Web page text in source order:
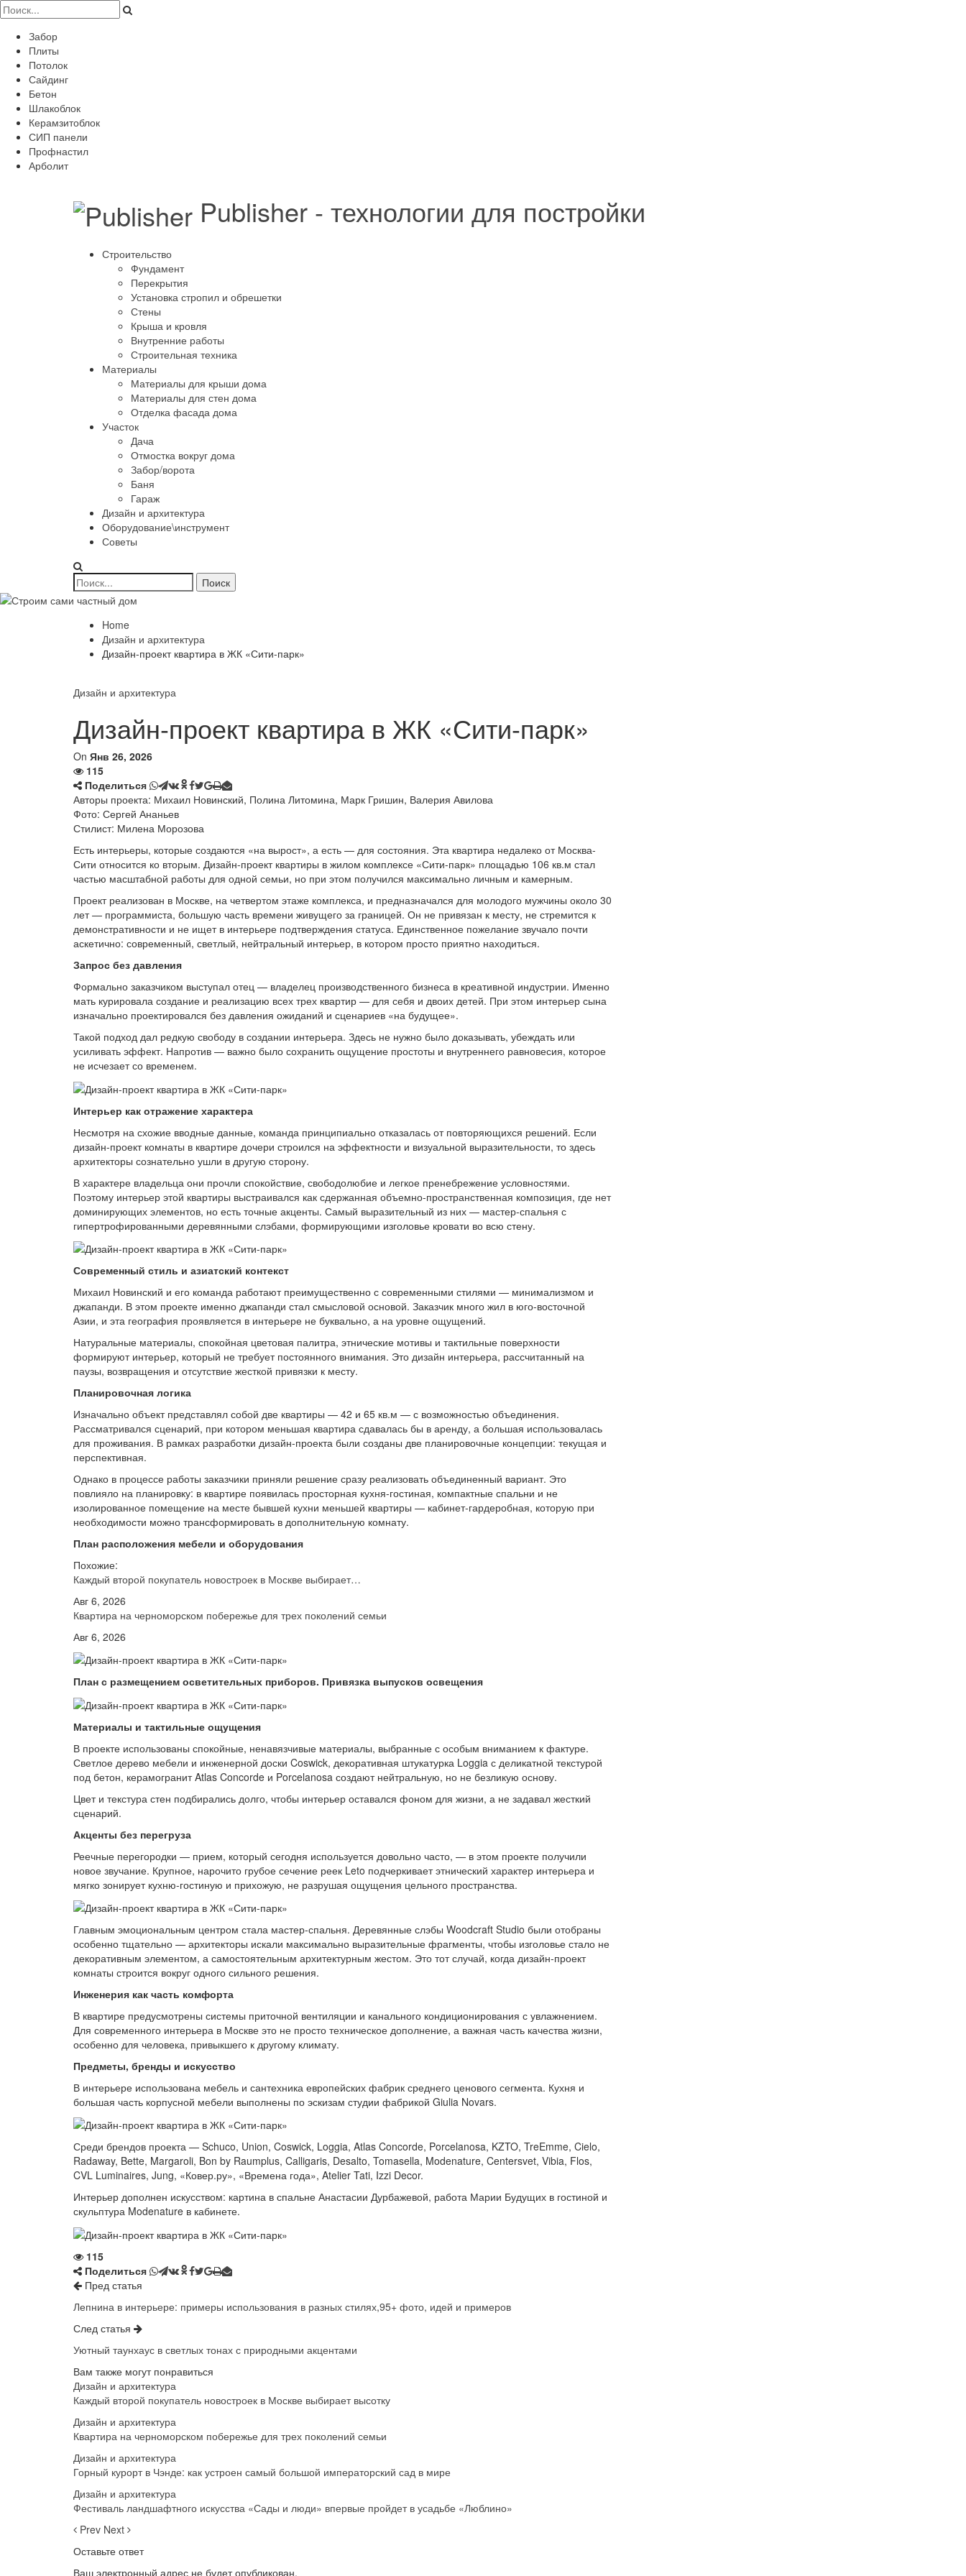
Забор
Плиты
Потолок
Сайдинг
Бетон
Шлакоблок
Керамзитоблок
СИП панели
Профнастил
Арболит
Publisher - технологии для постройки
Строительство
Фундамент
Перекрытия
Установка стропил и обрешетки
Стены
Крыша и кровля
Внутренние работы
Строительная техника
Материалы
Материалы для крыши дома
Материалы для стен дома
Отделка фасада дома
Участок
Дача
Отмостка вокруг дома
Забор/ворота
Баня
Гараж
Дизайн и архитектура
Оборудование\инструмент
Советы
Home
Дизайн и архитектура
Дизайн-проект квартира в ЖК «Сити-парк»
Дизайн и архитектура
Дизайн-проект квартира в ЖК «Сити-парк»
On Янв 26, 2026
115
Поделиться
Авторы проекта: Михаил Новинский, Полина Литомина, Марк Гришин, Валерия Авилова
Фото: Сергей Ананьев
Стилист: Милена Морозова
Есть интерьеры, которые создаются «на вырост», а есть — для состояния. Эта квартира недалеко от Москва-
Сити относится ко вторым. Дизайн-проект квартиры в жилом комплексе «Сити-парк» площадью 106 кв.м стал
частью масштабной работы для одной семьи, но при этом получился максимально личным и камерным.
Проект реализован в Москве, на четвертом этаже комплекса, и предназначался для молодого мужчины около 30
лет — программиста, большую часть времени живущего за границей. Он не привязан к месту, не стремится к
демонстративности и не ищет в интерьере подтверждения статуса. Единственное пожелание звучало почти
аскетично: современный, светлый, нейтральный интерьер, в котором просто приятно находиться.
Запрос без давления
Формально заказчиком выступал отец — владелец производственного бизнеса в креативной индустрии. Именно
мать курировала создание и реализацию всех трех квартир — для себя и двоих детей. При этом интерьер сына
изначально проектировался без давления ожиданий и сценариев «на будущее».
Такой подход дал редкую свободу в создании интерьера. Здесь не нужно было доказывать, убеждать или
усиливать эффект. Напротив — важно было сохранить ощущение простоты и внутреннего равновесия, которое
не исчезает со временем.
Интерьер как отражение характера
Несмотря на схожие вводные данные, команда принципиально отказалась от повторяющихся решений. Если
дизайн-проект комнаты в квартире дочери строился на эффектности и визуальной выразительности, то здесь
архитекторы сознательно ушли в другую сторону.
В характере владельца они прочли спокойствие, свободолюбие и легкое пренебрежение условностями.
Поэтому интерьер этой квартиры выстраивался как сдержанная объемно-пространственная композиция, где нет
доминирующих элементов, но есть точные акценты. Самый выразительный из них — мастер-спальня с
гипертрофированными деревянными слэбами, формирующими изголовье кровати во всю стену.
Современный стиль и азиатский контекст
Михаил Новинский и его команда работают преимущественно с современными стилями — минимализмом и
джапанди. В этом проекте именно джапанди стал смысловой основой. Заказчик много жил в юго-восточной
Азии, и эта география проявляется в интерьере не буквально, а на уровне ощущений.
Натуральные материалы, спокойная цветовая палитра, этнические мотивы и тактильные поверхности
формируют интерьер, который не требует постоянного внимания. Это дизайн интерьера, рассчитанный на
паузы, возвращения и отсутствие жесткой привязки к месту.
Планировочная логика
Изначально объект представлял собой две квартиры — 42 и 65 кв.м — с возможностью объединения.
Рассматривался сценарий, при котором меньшая квартира сдавалась бы в аренду, а большая использовалась
для проживания. В рамках разработки дизайн-проекта были созданы две планировочные концепции: текущая и
перспективная.
Однако в процессе работы заказчики приняли решение сразу реализовать объединенный вариант. Это
повлияло на планировку: в квартире появилась просторная кухня-гостиная, компактные спальни и не
изолированное помещение на месте бывшей кухни меньшей квартиры — кабинет-гардеробная, которую при
необходимости можно трансформировать в дополнительную комнату.
План расположения мебели и оборудования
Похожие:
Каждый второй покупатель новостроек в Москве выбирает…
Авг 6, 2026
Квартира на черноморском побережье для трех поколений семьи
Авг 6, 2026
План с размещением осветительных приборов. Привязка выпусков освещения
Материалы и тактильные ощущения
В проекте использованы спокойные, ненавязчивые материалы, выбранные с особым вниманием к фактуре.
Светлое дерево мебели и инженерной доски Coswick, декоративная штукатурка Loggia с деликатной текстурой
под бетон, керамогранит Atlas Concorde и Porcelanosa создают нейтральную, но не безликую основу.
Цвет и текстура стен подбирались долго, чтобы интерьер оставался фоном для жизни, а не задавал жесткий
сценарий.
Акценты без перегруза
Реечные перегородки — прием, который сегодня используется довольно часто, — в этом проекте получили
новое звучание. Крупное, нарочито грубое сечение реек Leto подчеркивает этнический характер интерьера и
мягко зонирует кухню-гостиную и прихожую, не разрушая ощущения цельного пространства.
Главным эмоциональным центром стала мастер-спальня. Деревянные слэбы Woodcraft Studio были отобраны
особенно тщательно — архитекторы искали максимально выразительные фрагменты, чтобы изголовье стало не
декоративным элементом, а самостоятельным архитектурным жестом. Это тот случай, когда дизайн-проект
комнаты строится вокруг одного сильного решения.
Инженерия как часть комфорта
В квартире предусмотрены системы приточной вентиляции и канального кондиционирования с увлажнением.
Для современного интерьера в Москве это не просто техническое дополнение, а важная часть качества жизни,
особенно для человека, привыкшего к другому климату.
Предметы, бренды и искусство
В интерьере использована мебель и сантехника европейских фабрик среднего ценового сегмента. Кухня и
большая часть корпусной мебели выполнены по эскизам студии фабрикой Giulia Novars.
Среди брендов проекта — Schuco, Union, Coswick, Loggia, Atlas Concorde, Porcelanosa, KZTO, TreEmme, Cielo,
Radaway, Bette, Margaroli, Bon by Raumplus, Calligaris, Desalto, Tomasella, Modenature, Centersvet, Vibia, Flos,
CVL Luminaires, Jung, «Ковер.ру», «Времена года», Atelier Tati, Izzi Decor.
Интерьер дополнен искусством: картина в спальне Анастасии Дурбажевой, работа Марии Будущих в гостиной и
скульптура Modenature в кабинете.
115
Поделиться
Пред статья
Лепнина в интерьере: примеры использования в разных стилях,95+ фото, идей и примеров
След статья
Уютный таунхаус в светлых тонах с природными акцентами
Вам также могут понравиться
Дизайн и архитектура
Каждый второй покупатель новостроек в Москве выбирает высотку
Дизайн и архитектура
Квартира на черноморском побережье для трех поколений семьи
Дизайн и архитектура
Горный курорт в Чэнде: как устроен самый большой императорский сад в мире
Дизайн и архитектура
Фестиваль ландшафтного искусства «Сады и люди» впервые пройдет в усадьбе «Люблино»
Prev Next
Оставьте ответ
Ваш электронный адрес не будет опубликован.